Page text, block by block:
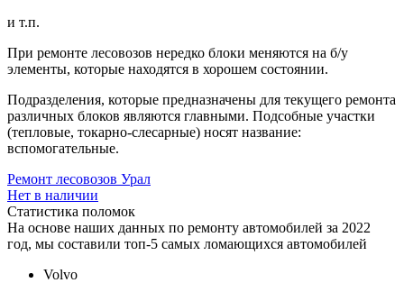
и т.п.
При ремонте лесовозов нередко блоки меняются на б/у
элементы, которые находятся в хорошем состоянии.
Подразделения, которые предназначены для текущего ремонта
различных блоков являются главными. Подсобные участки
(тепловые, токарно-слесарные) носят название:
вспомогательные.
Ремонт лесовозов Урал
Нет в наличии
Статистика поломок
На основе наших данных по ремонту автомобилей за 2022
год, мы составили топ-5 самых ломающихся автомобилей
Volvo